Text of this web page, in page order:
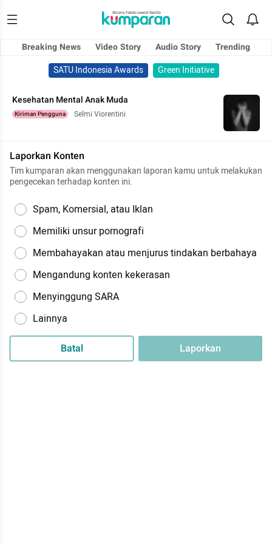
Breaking News Video Story Audio Story
Trending
SATU Indonesia Awards
Green Initiative
Kesehatan Mental Anak Muda
Kiriman Pengguna Selmi Viorentini
Laporkan Konten
Tim kumparan akan menggunakan laporan kamu untuk melakukan
pengecekan terhadap konten ini.
Spam, Komersial, atau Iklan
Memiliki unsur pornografi
Membahayakan atau menjurus tindakan berbahaya
Mengandung konten kekerasan
Menyinggung SARA
Lainnya
Batal Laporkan